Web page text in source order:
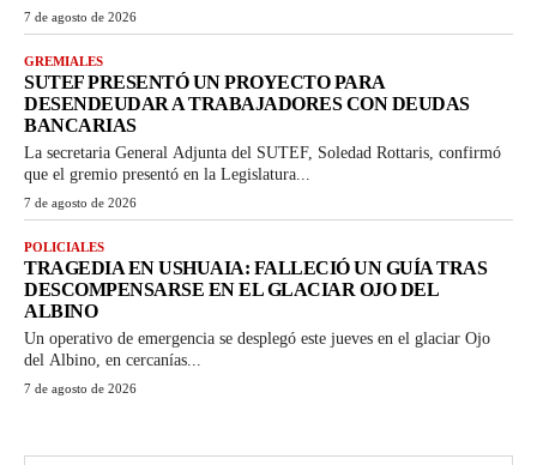
7 de agosto de 2026
GREMIALES
SUTEF PRESENTÓ UN PROYECTO PARA
DESENDEUDAR A TRABAJADORES CON DEUDAS
BANCARIAS
La secretaria General Adjunta del SUTEF, Soledad Rottaris, confirmó
que el gremio presentó en la Legislatura...
7 de agosto de 2026
POLICIALES
TRAGEDIA EN USHUAIA: FALLECIÓ UN GUÍA TRAS
DESCOMPENSARSE EN EL GLACIAR OJO DEL
ALBINO
Un operativo de emergencia se desplegó este jueves en el glaciar Ojo
del Albino, en cercanías...
7 de agosto de 2026